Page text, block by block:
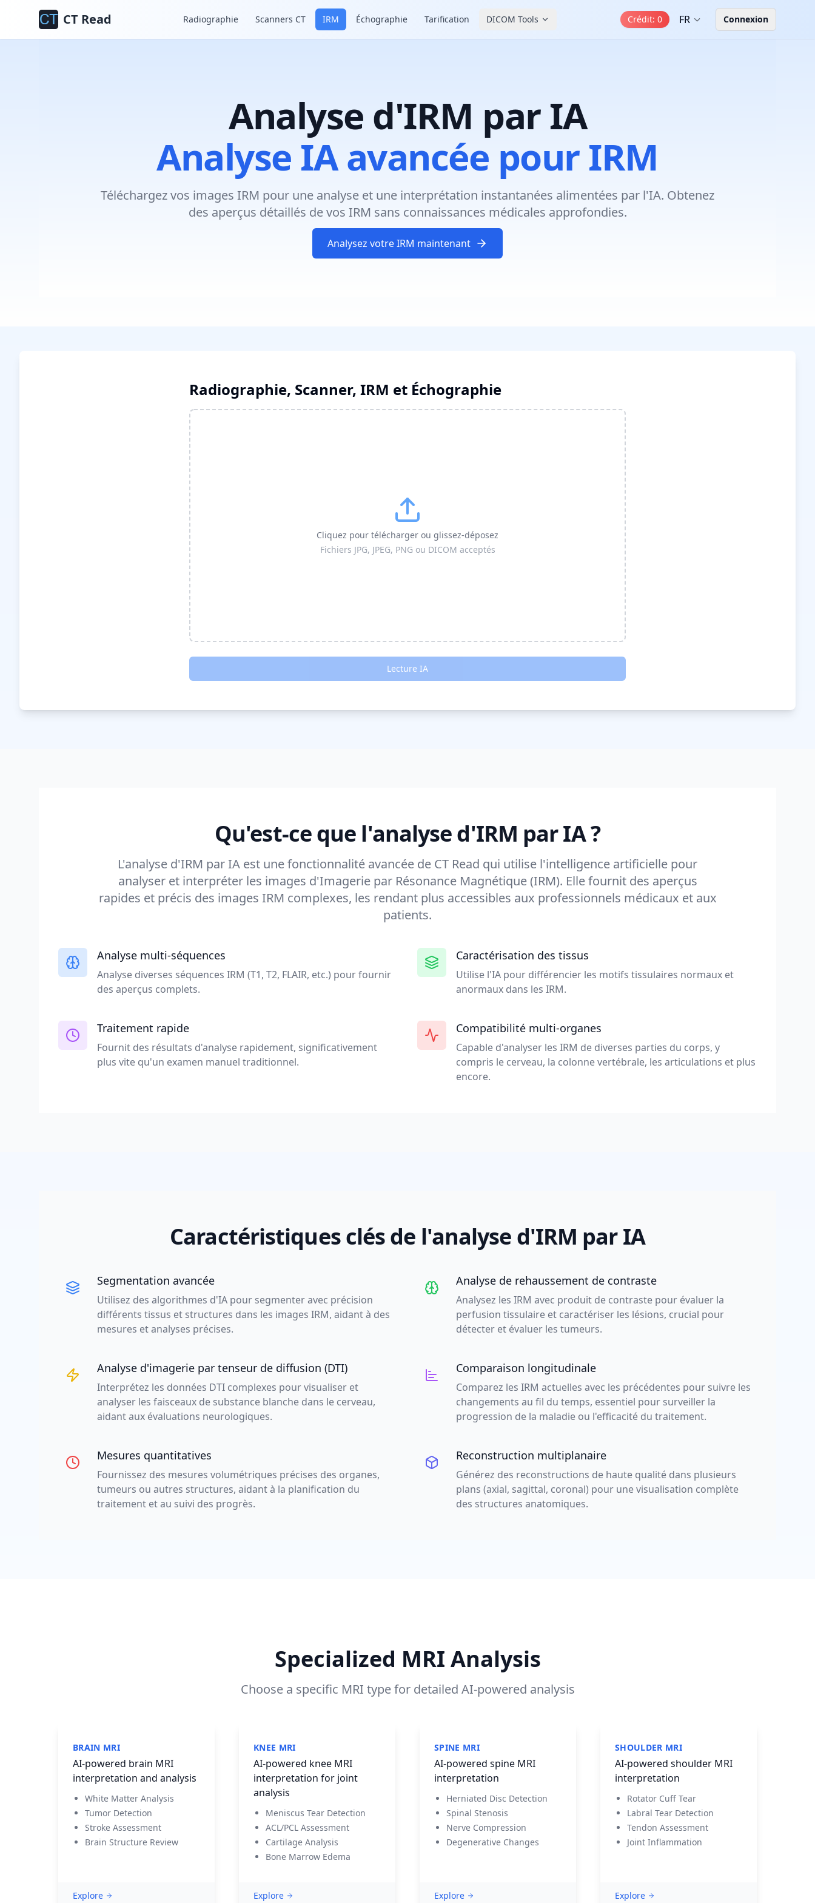
CT Read Radiographie Scanners CT IRM Échographie Tarification DICOM Tools Crédit: 0 FR Connexion
Analyse d'IRM par IA
Analyse IA avancée pour IRM
Téléchargez vos images IRM pour une analyse et une interprétation instantanées alimentées par l'IA. Obtenez
des aperçus détaillés de vos IRM sans connaissances médicales approfondies.
Analysez votre IRM maintenant
Radiographie, Scanner, IRM et Échographie
Cliquez pour télécharger ou glissez-déposez
Fichiers JPG, JPEG, PNG ou DICOM acceptés
Lecture IA
Qu'est-ce que l'analyse d'IRM par IA ?
L'analyse d'IRM par IA est une fonctionnalité avancée de CT Read qui utilise l'intelligence artificielle pour
analyser et interpréter les images d'Imagerie par Résonance Magnétique (IRM). Elle fournit des aperçus
rapides et précis des images IRM complexes, les rendant plus accessibles aux professionnels médicaux et aux
patients.
Analyse multi-séquences
Analyse diverses séquences IRM (T1, T2, FLAIR, etc.) pour fournir
des aperçus complets.
Caractérisation des tissus
Utilise l'IA pour différencier les motifs tissulaires normaux et
anormaux dans les IRM.
Traitement rapide
Fournit des résultats d'analyse rapidement, significativement
plus vite qu'un examen manuel traditionnel.
Compatibilité multi-organes
Capable d'analyser les IRM de diverses parties du corps, y
compris le cerveau, la colonne vertébrale, les articulations et plus
encore.
Caractéristiques clés de l'analyse d'IRM par IA
Segmentation avancée
Utilisez des algorithmes d'IA pour segmenter avec précision
différents tissus et structures dans les images IRM, aidant à des
mesures et analyses précises.
Analyse de rehaussement de contraste
Analysez les IRM avec produit de contraste pour évaluer la
perfusion tissulaire et caractériser les lésions, crucial pour
détecter et évaluer les tumeurs.
Analyse d'imagerie par tenseur de diffusion (DTI)
Interprétez les données DTI complexes pour visualiser et
analyser les faisceaux de substance blanche dans le cerveau,
aidant aux évaluations neurologiques.
Comparaison longitudinale
Comparez les IRM actuelles avec les précédentes pour suivre les
changements au fil du temps, essentiel pour surveiller la
progression de la maladie ou l'efficacité du traitement.
Mesures quantitatives
Fournissez des mesures volumétriques précises des organes,
tumeurs ou autres structures, aidant à la planification du
traitement et au suivi des progrès.
Reconstruction multiplanaire
Générez des reconstructions de haute qualité dans plusieurs
plans (axial, sagittal, coronal) pour une visualisation complète
des structures anatomiques.
Specialized MRI Analysis
Choose a specific MRI type for detailed AI-powered analysis
BRAIN MRI
AI-powered brain MRI
interpretation and analysis
White Matter Analysis
Tumor Detection
Stroke Assessment
Brain Structure Review
Explore
KNEE MRI
AI-powered knee MRI
interpretation for joint
analysis
Meniscus Tear Detection
ACL/PCL Assessment
Cartilage Analysis
Bone Marrow Edema
Explore
SPINE MRI
AI-powered spine MRI
interpretation
Herniated Disc Detection
Spinal Stenosis
Nerve Compression
Degenerative Changes
Explore
SHOULDER MRI
AI-powered shoulder MRI
interpretation
Rotator Cuff Tear
Labral Tear Detection
Tendon Assessment
Joint Inflammation
Explore